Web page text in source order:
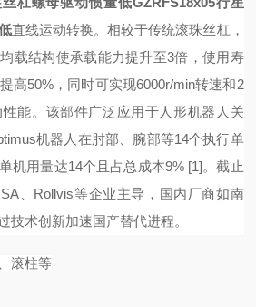
直线运动转换。相较于传统滚珠丝杠，
载结构使承载能力提升至3倍，使用寿
高50%，同时可实现6000r/min转速和2
能。该部件广泛应用于人形机器人关
机器人在肘部、腕部等14个执行单
机用量达14个且占总成本9%[1]。截止
、Rollvis等企业主导，国内厂商如南
技术创新加速国产替代进程。
滚柱等